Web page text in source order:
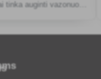
tinka auginti vazonuose